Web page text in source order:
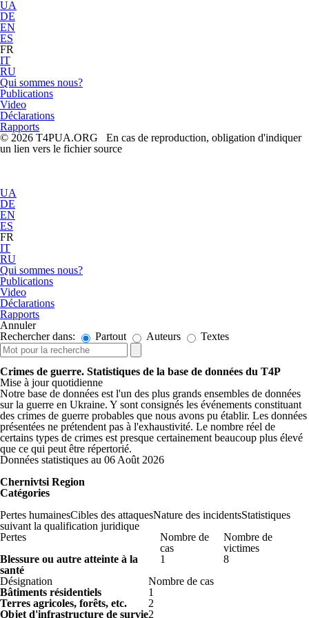
UA
DE
EN
ES
FR
IT
RU
Qui sommes nous?
Publications
Video
Déclarations
Rapports
© 2026 T4PUA.ORG En cas de reproduction, obligation d'indiquer
un lien vers le fichier source
UA
DE
EN
ES
FR
IT
RU
Qui sommes nous?
Publications
Video
Déclarations
Rapports
Annuler
Rechercher dans:
Partout Auteurs Textes
Crimes de guerre. Statistiques de la base de données du T4P
Mise à jour quotidienne
Notre base de données est l'un des plus grands ensembles de données
sur la guerre en Ukraine. Y sont consignés les événements constituant
des crimes de guerre probables que nous avons pu établir. Les données
présentées ne prétendent pas à l'exhaustivité. Le nombre réel de
certains types de crimes est presque certainement beaucoup plus élevé
que ce qui peut être répertorié.
Données statistiques au 06 Août 2026
Chernivtsi Region
Catégories
Pertes humainesCibles des attaquesNature des incidentsStatistiques
suivant la qualification juridique
Pertes
Nombre de
cas
Nombre de
victimes
Blessure ou autre atteinte à la
santé
1
8
Désignation
Nombre de cas
Bâtiments résidentiels
1
Terres agricoles, forêts, etc.
2
Objet d'infrastructure de survie2